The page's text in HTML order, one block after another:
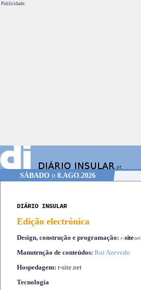
Publicidade.
SÁBADOo 8.AGO.2026
DIÁRIO INSULAR
Edição electrónica
Design, construção e programação: r-site.net
Manutenção de conteúdos: Rui Azevedo
Hospedagem: r-site.net
Tecnologia